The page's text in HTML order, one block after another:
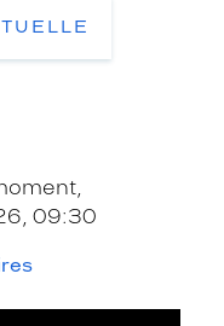
09:30